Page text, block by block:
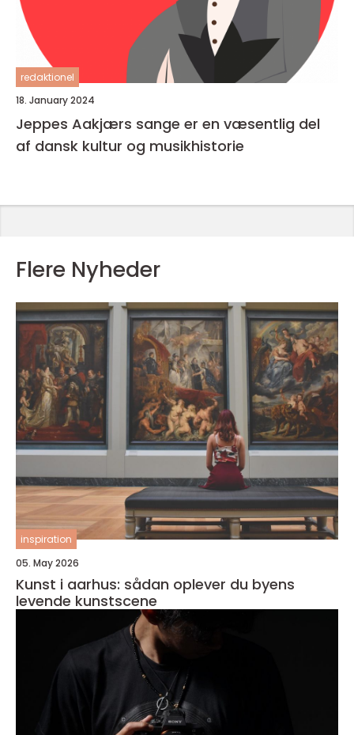
redaktionel
18. January 2024
Jeppes Aakjærs sange er en væsentlig del
af dansk kultur og musikhistorie
Flere Nyheder
inspiration
05. May 2026
Kunst i aarhus: sådan oplever du byens
levende kunstscene